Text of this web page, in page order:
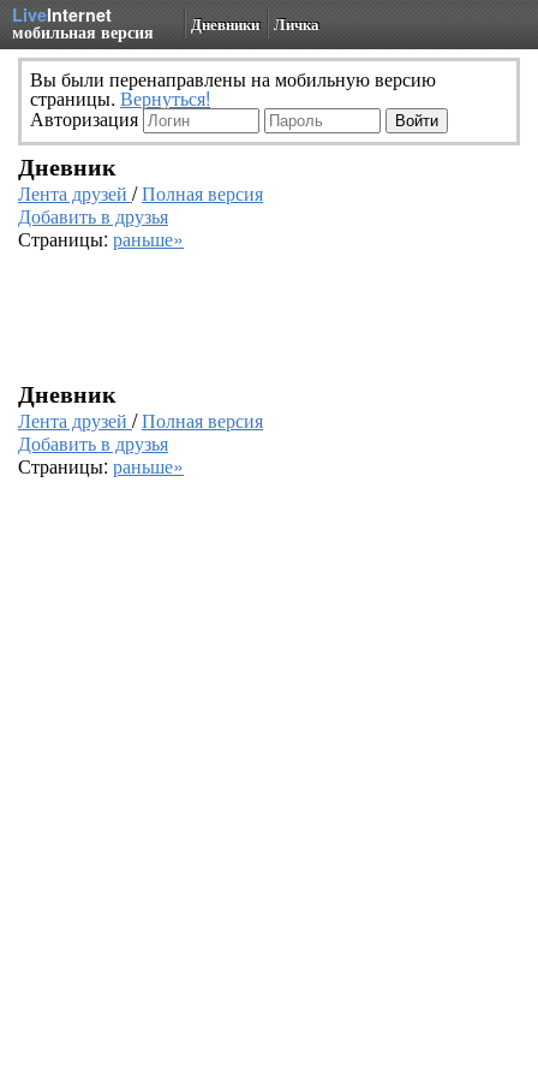
LiveInternet
мобильная версия Дневники Личка
Вы были перенаправлены на мобильную версию
страницы. Вернуться!
Авторизация
Дневник
Лента друзей /Полная версия
Добавить в друзья
Страницы: раньше»
Дневник
Лента друзей /Полная версия
Добавить в друзья
Страницы: раньше»